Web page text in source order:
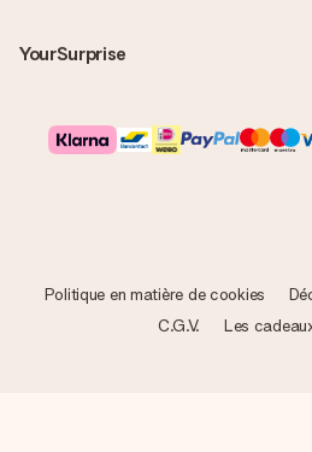
YourSurprise
Politique en matière de cookies
C.G.V.
Les